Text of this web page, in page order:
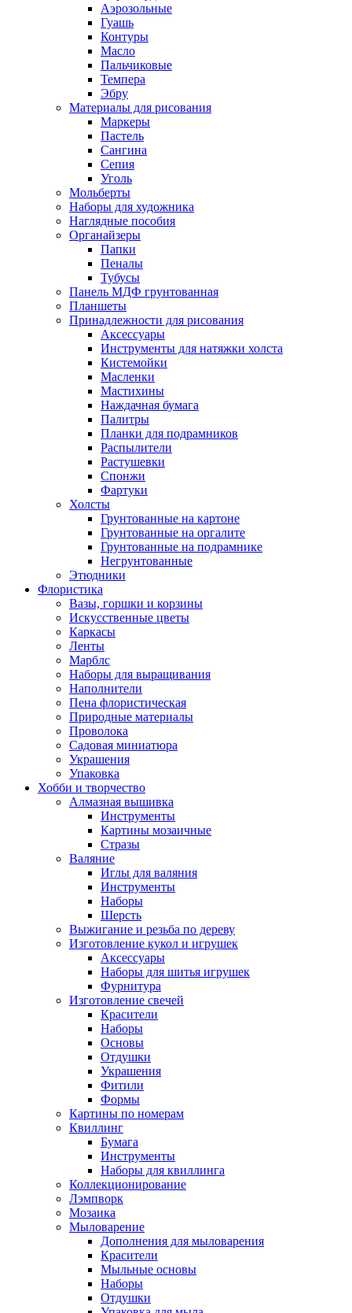
Аэрозольные
Гуашь
Контуры
Масло
Пальчиковые
Темпера
Эбру
Материалы для рисования
Маркеры
Пастель
Сангина
Сепия
Уголь
Мольберты
Наборы для художника
Наглядные пособия
Органайзеры
Папки
Пеналы
Тубусы
Панель МДФ грунтованная
Планшеты
Принадлежности для рисования
Аксессуары
Инструменты для натяжки холста
Кистемойки
Масленки
Мастихины
Наждачная бумага
Палитры
Планки для подрамников
Распылители
Растушевки
Спонжи
Фартуки
Холсты
Грунтованные на картоне
Грунтованные на оргалите
Грунтованные на подрамнике
Негрунтованные
Этюдники
Флористика
Вазы, горшки и корзины
Искусственные цветы
Каркасы
Ленты
Марблс
Наборы для выращивания
Наполнители
Пена флористическая
Природные материалы
Проволока
Садовая миниатюра
Украшения
Упаковка
Хобби и творчество
Алмазная вышивка
Инструменты
Картины мозаичные
Стразы
Валяние
Иглы для валяния
Инструменты
Наборы
Шерсть
Выжигание и резьба по дереву
Изготовление кукол и игрушек
Аксессуары
Наборы для шитья игрушек
Фурнитура
Изготовление свечей
Красители
Наборы
Основы
Отдушки
Украшения
Фитили
Формы
Картины по номерам
Квиллинг
Бумага
Инструменты
Наборы для квиллинга
Коллекционирование
Лэмпворк
Мозаика
Мыловарение
Дополнения для мыловарения
Красители
Мыльные основы
Наборы
Отдушки